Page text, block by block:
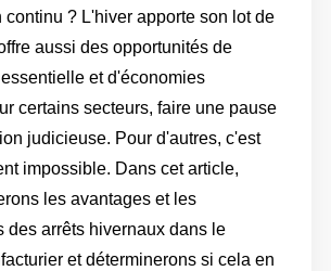
continu ? L'hiver apporte son lot de
aussi des opportunités de
et d'économies
certains secteurs, faire une pause
judicieuse. Pour d'autres, c'est
impossible. Dans cet article,
les avantages et les
des arrêts hivernaux dans le
et déterminerons si cela en